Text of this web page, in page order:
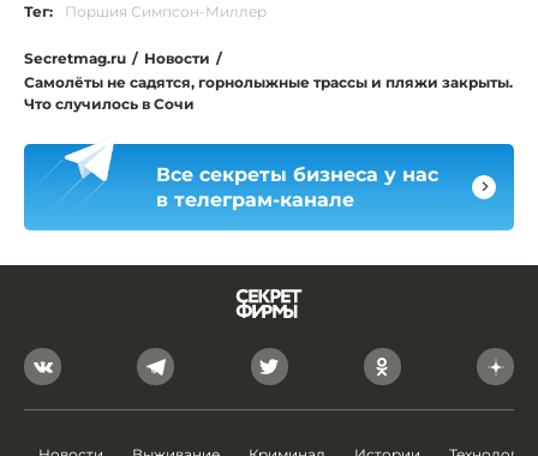
Тег: Поршия Симпсон-Миллер
Secretmag.ru / Новости /
Самолёты не садятся, горнолыжные трассы и пляжи закрыты.
Что случилось в Сочи
Все секреты бизнеса у нас
в телеграм-канале